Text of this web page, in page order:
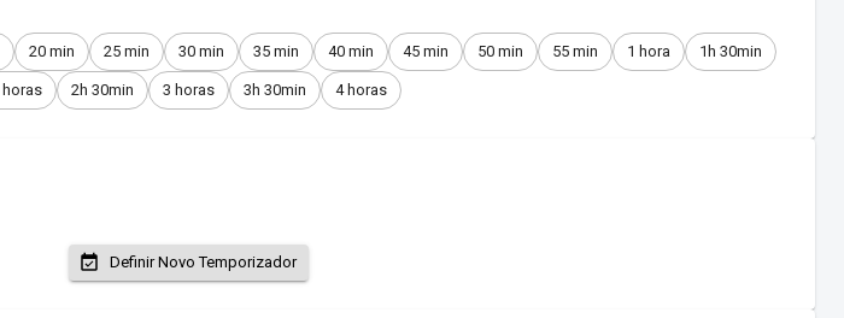
20 min 25 min 30 min 35 min 40 min 45 min 50 min 55 min 1 hora 1h 30min
horas 2h 30min 3 horas 3h 30min 4 horas
Definir Novo Temporizador